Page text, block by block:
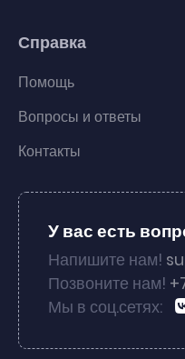
Справка
Помощь
Вопросы и ответы
Контакты
У вас есть
Напишите нам!
Позвоните нам!
Мы в соц.сетях: